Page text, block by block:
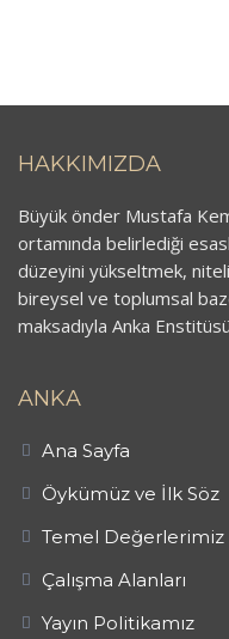
HAKKIMIZDA
Büyük önder Mustafa
ortamında belirlediği
düzeyini yükseltmek,
bireysel ve toplumsal
maksadıyla Anka
ANKA
Ana Sayfa
Öykümüz ve İlk Söz
Temel Değerlerimiz
Çalışma Alanları
Yayın Politikamız